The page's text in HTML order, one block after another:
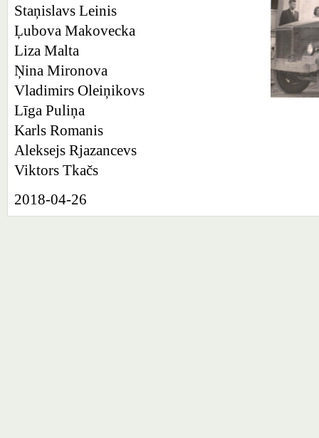
Staņislavs Leinis
Ļubova Makovecka
Liza Malta
Ņina Mironova
Vladimirs Oleiņikovs
Līga Puliņa
Karls Romanis
Aleksejs Rjazancevs
Viktors Tkačs
2018-04-26